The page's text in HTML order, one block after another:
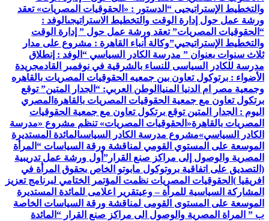
والتخطيط الإستراتيجيى “ الدستور : «الحقوقيات المصريات» تعقد
ورشة عمل حول إدارة الوقت والتخطيط الاستراتيجىالوفد :
“الحقوقيات المصريات” تعقد ورشة عمل حول ” إدارة الوقت
والتخطيط الإستراتيجيي”وكالة أنباء القاهرة : مشروع على مدار
ثلاث سنوات بعنوان ” مدرسة الكادر السياسي “ الوفد : إنطلاق
مدرسة للكادر السياسى للنساء بالشرقية في نوفمبر القادمجريدة
الأضواء : برتوكول تعاون بين جمعيه الحقوقيات المصريات بالقاهره
وجمعية مصر ام الدنيا المنيا الوطن العربي: “الجدار المتين” توقع
برتكول تعاون مع جمعية الحقوقيات المصريات بالقاهرة المصري
اليوم : الجدار المتين توقع برتكول تعاون مع جمعية الحقوقيات
المصريات بالقاهرة«الحقوقيات المصريات» تنظم مشروع «مدرسة
الكادر السياسي»مشروع مدرسة الكادر السياسىالمائدة المستديرة
الموسعة على المستوي القومي لمناقشة ورقة السياسات “المرأة
المصرية والوصول إلى مراكز صنع القرار” أول ورشة عمل تدريبية
(التصديق على اتفاقية بروتوكول مابوتو الخاص بحقوق المرأة في
افريقيا ) الحقوقيات المصريات نظمت المؤتمر الختامي لبرنامج تعزيز
المشاركة السياسية للمرأة – وعيتقرير اعلامى للمائدة المستديرة
الموسعة على المستوى القومى لمناقشة ورقة السياسات الخاصة
ب ” المراة المصرية والوصول الى مراكز صنع القرار “ المائدة